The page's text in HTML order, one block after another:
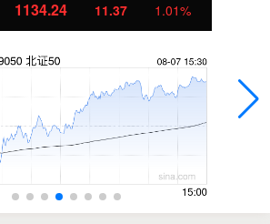
1134.24 11.37 1.01%